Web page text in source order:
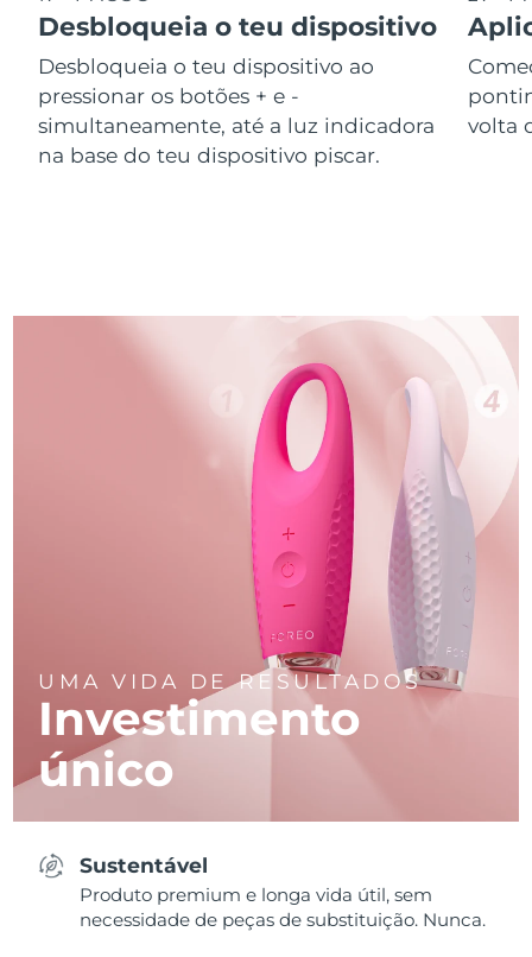
Desbloqueia o teu dispositivo
Desbloqueia o teu dispositivo ao
pressionar os botões + e -
simultaneamente, até a luz indicadora
na base do teu dispositivo piscar.
volta
UMA VIDA DE RESULTADOS
Investimento
único
Sustentável
Produto premium e longa vida útil, sem
necessidade de peças de substituição. Nunca.